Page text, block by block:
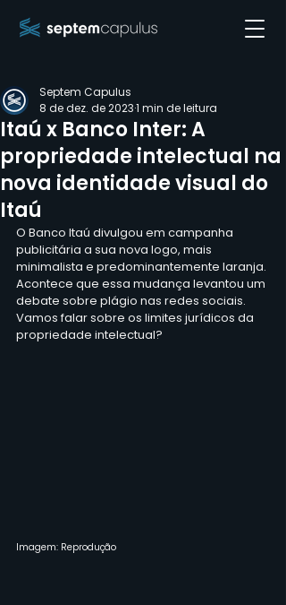
Itaú x Banco Inter: A
propriedade intelectual na
nova identidade visual do
Itaú
Septem Capulus
8 de dez. de 20231 min de leitura
O Banco Itaú divulgou em campanha
publicitária a sua nova logo, mais
minimalista e predominantemente laranja.
Acontece que essa mudança levantou um
debate sobre plágio nas redes sociais.
Vamos falar sobre os limites jurídicos da
propriedade intelectual?
Imagem: Reprodução